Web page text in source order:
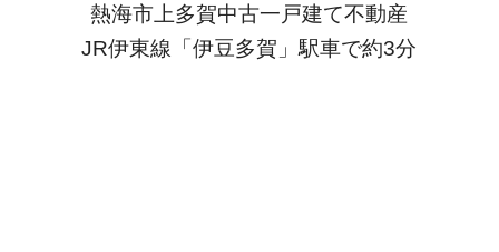
熱海市上多賀中古一戸建て不動産
JR伊東線「伊豆多賀」駅車で約3分